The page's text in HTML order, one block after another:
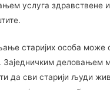
услуга здравствене
старијих особа може
Заједничким деловањем
да сви старији људи